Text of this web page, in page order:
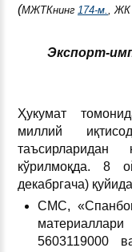
(МЖТКнинг 174-м., ЖК
Экспорт-
Ҳукумат
миллий
таъсирларидан
кўрилмоқда. 8
декабргача)
CMC,
5603119000